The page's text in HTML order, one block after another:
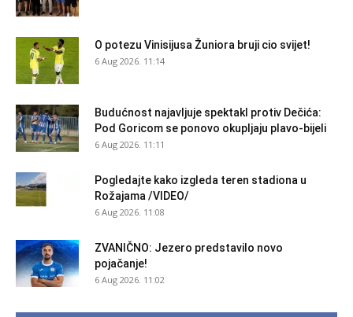
O potezu Vinisijusa Žuniora bruji cio svijet!
6 Aug 2026. 11:14
Budućnost najavljuje spektakl protiv Dečića:
Pod Goricom se ponovo okupljaju plavo-bijeli
6 Aug 2026. 11:11
Pogledajte kako izgleda teren stadiona u
Rožajama /VIDEO/
6 Aug 2026. 11:08
ZVANIČNO: Jezero predstavilo novo
pojačanje!
6 Aug 2026. 11:02